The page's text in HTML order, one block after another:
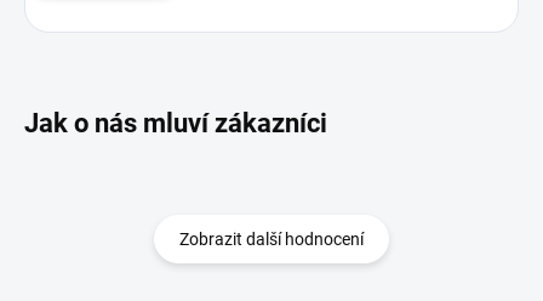
Zobrazit další hodnocení